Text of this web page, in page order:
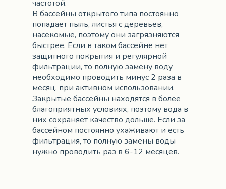
частотой.
В бассейны открытого типа постоянно
попадает пыль, листья с деревьев,
насекомые, поэтому они загрязняются
быстрее. Если в таком бассейне нет
защитного покрытия и регулярной
фильтрации, то полную замену воду
необходимо проводить минус 2 раза в
месяц, при активном использовании.
Закрытые бассейны находятся в более
благоприятных условиях, поэтому вода в
них сохраняет качество дольше. Если за
бассейном постоянно ухаживают и есть
фильтрация, то полную замены воды
нужно проводить раз в 6-12 месяцев.